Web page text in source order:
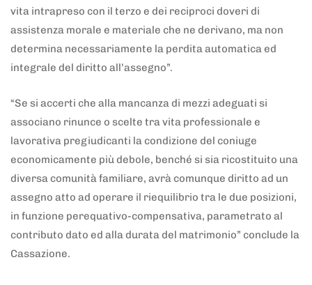
vita intrapreso con il terzo e dei reciproci doveri di
assistenza morale e materiale che ne derivano, ma non
determina necessariamente la perdita automatica ed
integrale del diritto all’assegno”.
“Se si accerti che alla mancanza di mezzi adeguati si
associano rinunce o scelte tra vita professionale e
lavorativa pregiudicanti la condizione del coniuge
economicamente più debole, benché si sia ricostituito una
diversa comunità familiare, avrà comunque diritto ad un
assegno atto ad operare il riequilibrio tra le due posizioni,
in funzione perequativo-compensativa, parametrato al
contributo dato ed alla durata del matrimonio” conclude la
Cassazione.